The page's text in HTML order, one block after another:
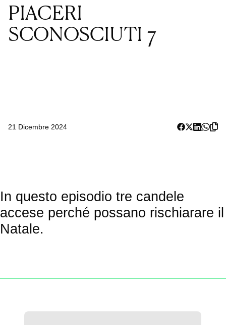
PIACERI
SCONOSCIUTI 7
21 Dicembre 2024
In questo episodio tre candele
accese perché possano rischiarare il
Natale.